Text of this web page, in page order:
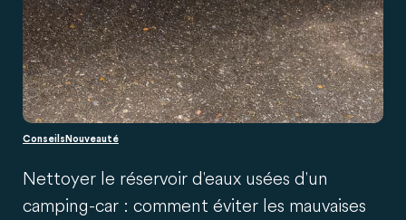
Conseils Nouveauté
Nettoyer le réservoir d'eaux usées d'un
camping-car : comment éviter les mauvaises